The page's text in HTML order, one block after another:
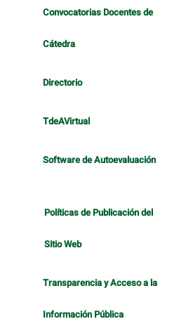
Convocatorias Docentes de
Cátedra
Directorio
TdeAVirtual
Software de Autoevaluación
Políticas de Publicación del
Sitio Web
Transparencia y Acceso a la
Información Pública